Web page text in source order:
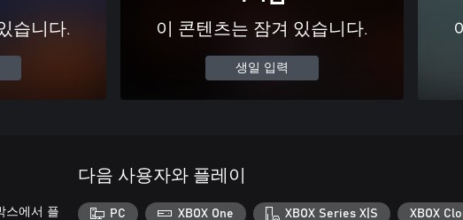
습니다. 이 콘텐츠는 잠겨 있습니다.
생일 입력
스에서 플
다음 사용자와 플레이
PC XBOX One XBOX Series X|S XBOX